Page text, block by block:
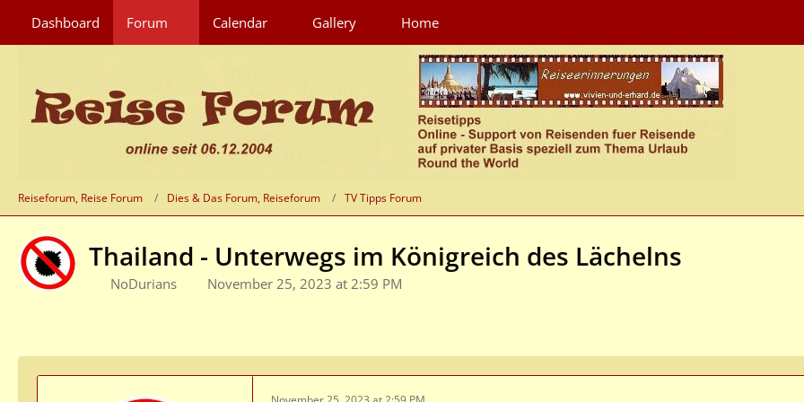
Dashboard Forum Calendar Gallery Home
Reiseforum, Reise Forum Dies & Das Forum, Reiseforum TV Tipps Forum
Thailand - Unterwegs im Königreich des Lächelns
NoDurians November 25, 2023 at 2:59 PM